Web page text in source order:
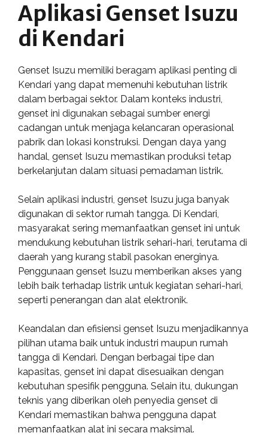
Aplikasi Genset Isuzu
di Kendari
Genset Isuzu memiliki beragam aplikasi penting di
Kendari yang dapat memenuhi kebutuhan listrik
dalam berbagai sektor. Dalam konteks industri,
genset ini digunakan sebagai sumber energi
cadangan untuk menjaga kelancaran operasional
pabrik dan lokasi konstruksi. Dengan daya yang
handal, genset Isuzu memastikan produksi tetap
berkelanjutan dalam situasi pemadaman listrik.
Selain aplikasi industri, genset Isuzu juga banyak
digunakan di sektor rumah tangga. Di Kendari,
masyarakat sering memanfaatkan genset ini untuk
mendukung kebutuhan listrik sehari-hari, terutama di
daerah yang kurang stabil pasokan energinya.
Penggunaan genset Isuzu memberikan akses yang
lebih baik terhadap listrik untuk kegiatan sehari-hari,
seperti penerangan dan alat elektronik.
Keandalan dan efisiensi genset Isuzu menjadikannya
pilihan utama baik untuk industri maupun rumah
tangga di Kendari. Dengan berbagai tipe dan
kapasitas, genset ini dapat disesuaikan dengan
kebutuhan spesifik pengguna. Selain itu, dukungan
teknis yang diberikan oleh penyedia genset di
Kendari memastikan bahwa pengguna dapat
memanfaatkan alat ini secara maksimal.